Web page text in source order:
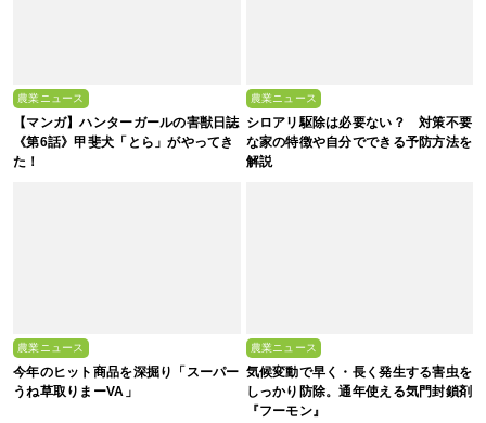
農業ニュース
【マンガ】ハンターガールの害獣日誌
《第6話》甲斐犬「とら」がやってき
た！
農業ニュース
シロアリ駆除は必要ない？ 対策不要
な家の特徴や自分でできる予防方法を
解説
農業ニュース
今年のヒット商品を深掘り「スーパー
うね草取りまーVA」
農業ニュース
気候変動で早く・長く発生する害虫を
しっかり防除。通年使える気門封鎖剤
『フーモン』